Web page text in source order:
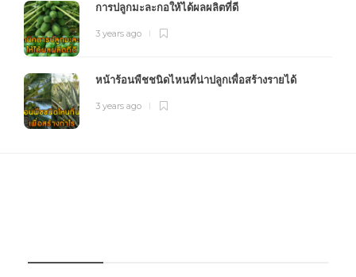
การปลูกมะละกอให้ได้ผลผลิตที่ดี
3 years ago
หน้าร้อนพืชชนิดไหนที่น่าปลูกเพื่อสร้างรายได้
3 years ago